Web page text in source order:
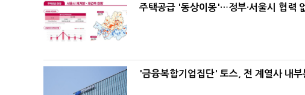
주택공급 '동상이몽'…정부·서울시 협력
'금융복합기업집단' 토스, 전 계열사 내부